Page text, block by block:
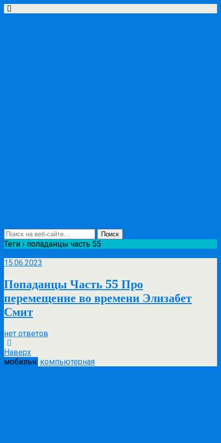
Теги › попаданцы часть 55
15.06.2023
Попаданцы Часть 55 Про
перемещение во времени Элизабет
Смит
нет ответов
Наверх
мобильн. компьютерная